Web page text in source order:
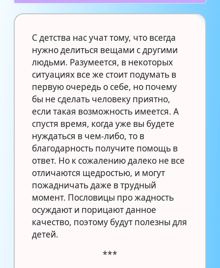
С детства нас учат тому, что всегда
нужно делиться вещами с другими
людьми. Разумеется, в некоторых
ситуациях все же стоит подумать в
первую очередь о себе, но почему
бы не сделать человеку приятно,
если такая возможность имеется. А
спустя время, когда уже вы будете
нуждаться в чем-либо, то в
благодарность получите помощь в
ответ. Но к сожалению далеко не все
отличаются щедростью, и могут
пожадничать даже в трудный
момент. Пословицы про жадность
осуждают и порицают данное
качество, поэтому будут полезны для
детей.
***